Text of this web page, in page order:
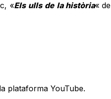
«Els ulls de la història« de
plataforma YouTube.